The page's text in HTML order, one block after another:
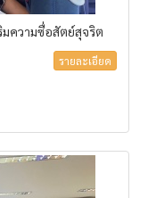
มความซื่อสัตย์สุจริต
รายละเอียด